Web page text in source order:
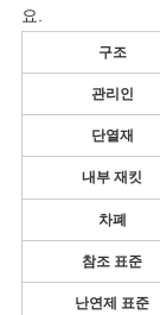
보
보
호
요.
구조
관리인
단열재
내부 재킷
차폐
참조 표준
난연제 표준